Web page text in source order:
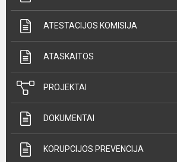
ATESTACIJOS KOMISIJA
ATASKAITOS
PROJEKTAI
DOKUMENTAI
KORUPCIJOS PREVENCIJA